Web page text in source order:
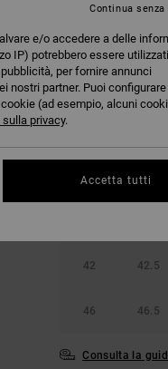
42 42.5
46 46.5
Consulta la
e/o accedere a delle
IP) potrebbero essere
per fornire annunci
nostri partner. Puoi
(ad esempio, alcuni
privacy.
Continua
Accetta tutti